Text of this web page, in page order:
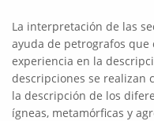
La interpretación de las
ayuda de petrografos que
experiencia en la
descripciones se realizan
la descripción de los
ígneas, metamórficas y